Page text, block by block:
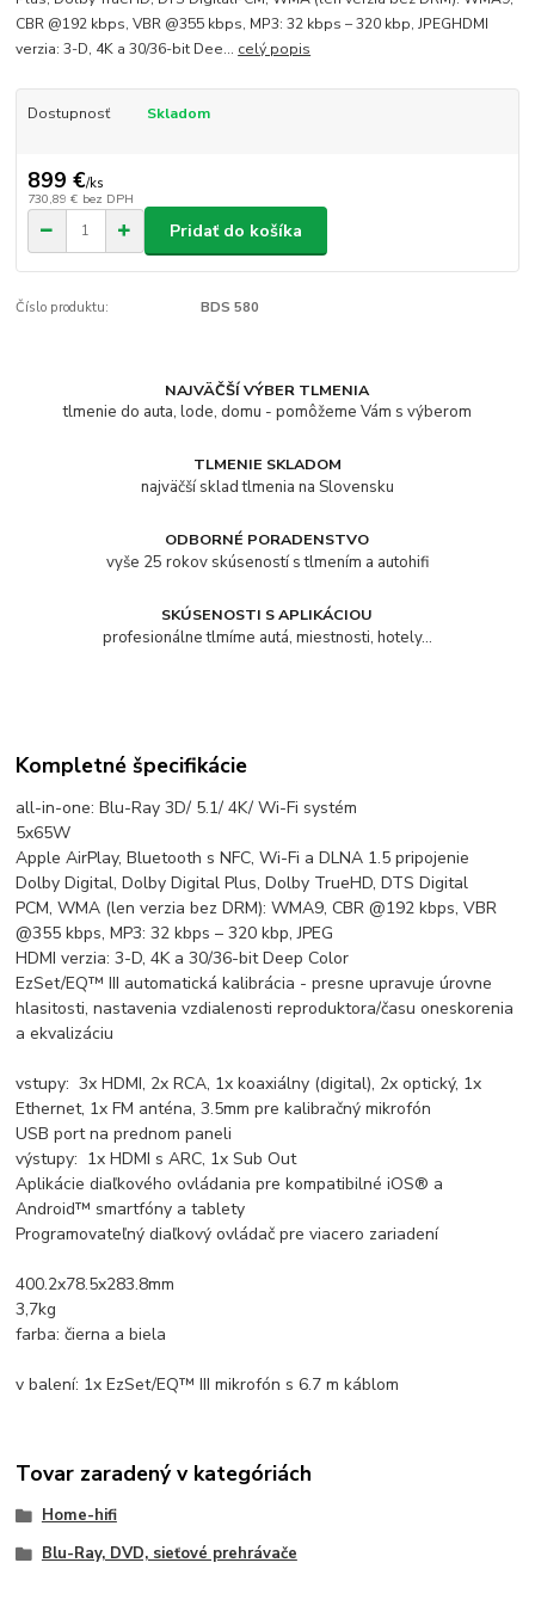
CBR @192 kbps, VBR @355 kbps, MP3: 32 kbps – 320 kbp, JPEGHDMI
verzia: 3-D, 4K a 30/36-bit Dee... celý popis
Dostupnosť Skladom
899 €/ks
730,89 € bez DPH
Pridať do košíka
Číslo produktu: BDS 580
NAJVÄČŠÍ VÝBER TLMENIA
tlmenie do auta, lode, domu - pomôžeme Vám s výberom
TLMENIE SKLADOM
najväčší sklad tlmenia na Slovensku
ODBORNÉ PORADENSTVO
vyše 25 rokov skúseností s tlmením a autohifi
SKÚSENOSTI S APLIKÁCIOU
profesionálne tlmíme autá, miestnosti, hotely...
Kompletné špecifikácie
all-in-one: Blu-Ray 3D/ 5.1/ 4K/ Wi-Fi systém
5x65W
Apple AirPlay, Bluetooth s NFC, Wi-Fi a DLNA 1.5 pripojenie
Dolby Digital, Dolby Digital Plus, Dolby TrueHD, DTS Digital
PCM, WMA (len verzia bez DRM): WMA9, CBR @192 kbps, VBR
@355 kbps, MP3: 32 kbps – 320 kbp, JPEG
HDMI verzia: 3-D, 4K a 30/36-bit Deep Color
EzSet/EQ™ III automatická kalibrácia - presne upravuje úrovne
hlasitosti, nastavenia vzdialenosti reproduktora/času oneskorenia
a ekvalizáciu
vstupy: 3x HDMI, 2x RCA, 1x koaxiálny (digital), 2x optický, 1x
Ethernet, 1x FM anténa, 3.5mm pre kalibračný mikrofón
USB port na prednom paneli
výstupy: 1x HDMI s ARC, 1x Sub Out
Aplikácie diaľkového ovládania pre kompatibilné iOS® a
Android™ smartfóny a tablety
Programovateľný diaľkový ovládač pre viacero zariadení
400.2x78.5x283.8mm
3,7kg
farba: čierna a biela
v balení: 1x EzSet/EQ™ III mikrofón s 6.7 m káblom
Tovar zaradený v kategóriách
Home-hifi
Blu-Ray, DVD, sieťové prehrávače